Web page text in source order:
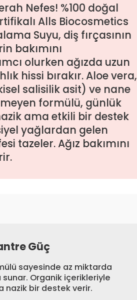
Nefes! %100 doğal
Alls Biocosmetics
Suyu, diş fırçasının
bakımını
olurken ağızda uzun
hissi bırakır. Aloe vera,
salisilik asit) ve nane
formülü, günlük
ama etkili bir destek
yağlardan gelen
tazeler. Ağız bakımını
Güç
sayesinde az miktarda
sunar. Organik içerikleriyle
nazik bir destek verir.